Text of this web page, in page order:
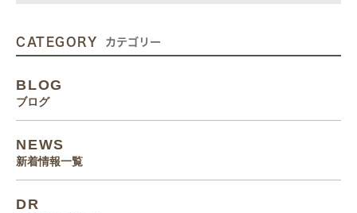
CATEGORY カテゴリー
BLOG
ブログ
NEWS
新着情報一覧
DR